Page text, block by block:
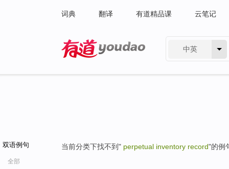
词典 翻译 有道精品课 云笔记
中英
双语例句
全部
当前分类下找不到" perpetual inventory record"的例